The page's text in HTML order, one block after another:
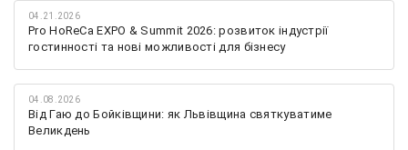
04.21.2026
Pro HoReCa EXPO & Summit 2026: розвиток індустрії
гостинності та нові можливості для бізнесу
04.08.2026
Від Гаю до Бойківщини: як Львівщина святкуватиме
Великдень